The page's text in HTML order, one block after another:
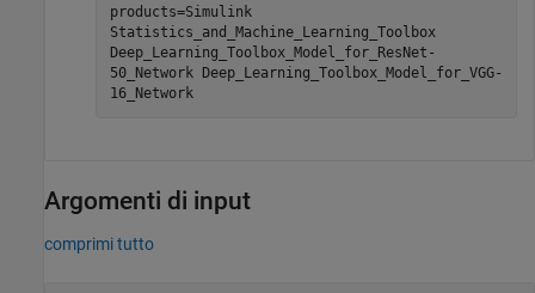
products=Simulink
Statistics_and_Machine_Learning_Toolbox
Deep_Learning_Toolbox_Model_for_ResNet-
50_Network Deep_Learning_Toolbox_Model_for_VGG-
16_Network
Argomenti di input
comprimi tutto